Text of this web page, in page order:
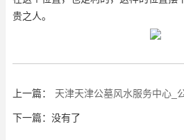
贵之人。
上一篇： 天津天津公墓风水服务中心_
下一篇：没有了